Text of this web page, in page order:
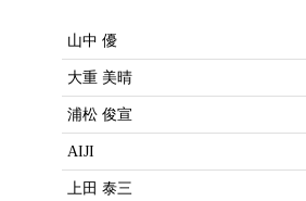
山中 優
大重 美晴
浦松 俊宣
AIJI
上田 泰三